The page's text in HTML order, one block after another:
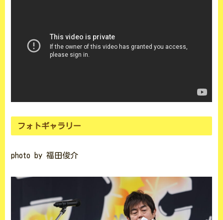
フォトギャラリー
photo by 福田俊介